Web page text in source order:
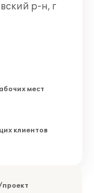
р-н, г
мест
клиентов